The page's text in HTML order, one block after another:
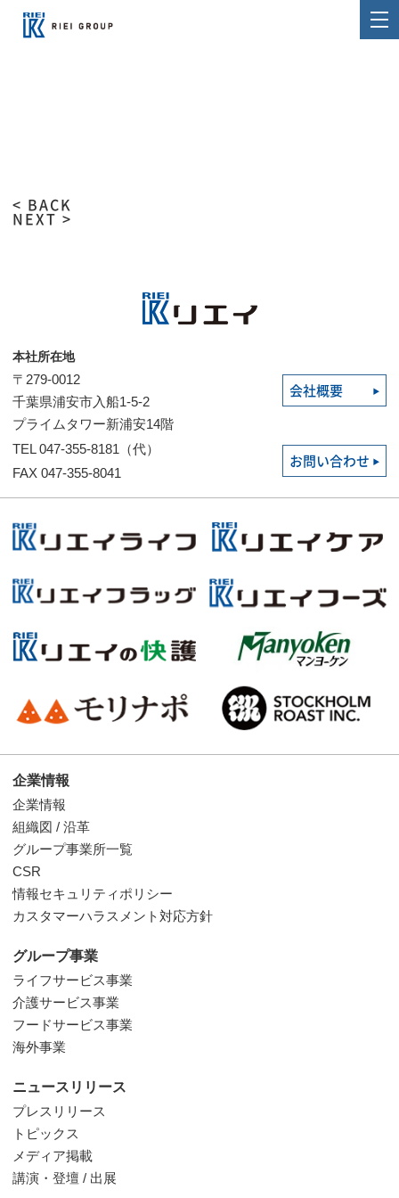
< BACK
NEXT >
本社所在地
〒279-0012
千葉県浦安市入船1-5-2
プライムタワー新浦安14階
会社概要
TEL 047-355-8181（代）
FAX 047-355-8041
お問い合わせ
企業情報
企業情報
組織図 / 沿革
グループ事業所一覧
CSR
情報セキュリティポリシー
カスタマーハラスメント対応方針
グループ事業
ライフサービス事業
介護サービス事業
フードサービス事業
海外事業
ニュースリリース
プレスリリース
トピックス
メディア掲載
講演・登壇 / 出展